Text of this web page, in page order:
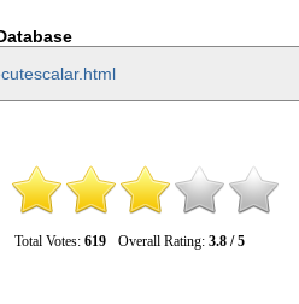
Total Votes: 619 Overall Rating: 3.8 / 5